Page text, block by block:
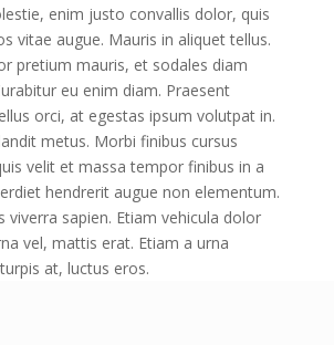
enim justo convallis dolor, quis
vitae augue. Mauris in aliquet tellus.
pretium mauris, et sodales diam
eu enim diam. Praesent
orci, at egestas ipsum volutpat in.
metus. Morbi finibus cursus
velit et massa tempor finibus in a
hendrerit augue non elementum.
viverra sapien. Etiam vehicula dolor
vel, mattis erat. Etiam a urna
at, luctus eros.